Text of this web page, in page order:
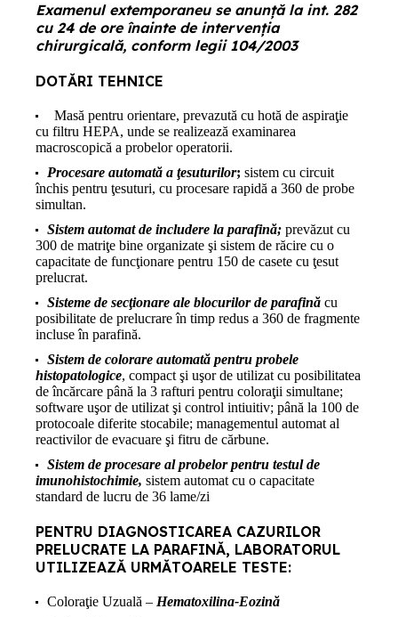
Examenul extemporaneu se anunţă la int. 282
cu 24 de ore înainte de intervenţia
chirurgicală, conform legii 104/2003
DOTĂRI TEHNICE
Masă pentru orientare, prevazută cu hotă de aspiraţie
cu filtru HEPA, unde se realizează examinarea
macroscopică a probelor operatorii.
Procesare automată a ţesuturilor; sistem cu circuit
închis pentru ţesuturi, cu procesare rapidă a 360 de probe
simultan.
Sistem automat de includere la parafină;prevăzut cu
300 de matriţe bine organizate şi sistem de răcire cu o
capacitate de funcţionare pentru 150 de casete cu ţesut
prelucrat.
Sisteme de secţionare ale blocurilor de parafinăcu
posibilitate de prelucrare în timp redus a 360 de fragmente
incluse în parafină.
Sistem de colorare automată pentru probele
histopatologice, compact şi uşor de utilizat cu posibilitatea
de încărcare până la 3 rafturi pentru coloraţii simultane;
software uşor de utilizat şi control intiuitiv; până la 100 de
protocoale diferite stocabile; managementul automat al
reactivilor de evacuare şi fitru de cărbune.
Sistem de procesare al probelor pentru testul de
imunohistochimie, sistem automat cu o capacitate
standard de lucru de 36 lame/zi
PENTRU DIAGNOSTICAREA CAZURILOR
PRELUCRATE LA PARAFINĂ, LABORATORUL
UTILIZEAZĂ URMĂTOARELE TESTE:
Coloraţie Uzuală – Hematoxilina-Eozină